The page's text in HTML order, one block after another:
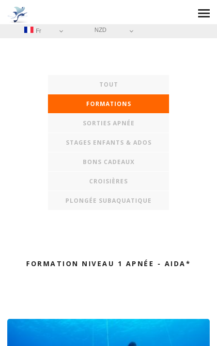
Fr NZD
TOUT
FORMATIONS
SORTIES APNÉE
STAGES ENFANTS & ADOS
BONS CADEAUX
CROISIÈRES
PLONGÉE SUBAQUATIQUE
FORMATION NIVEAU 1 APNÉE - AIDA*